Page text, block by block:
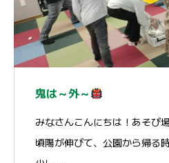
鬼は～外～
みなさんこんにちは！あそび
頃陽が伸びて、公園から帰る